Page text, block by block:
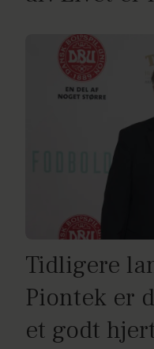
Tidligere
Piontek er
et godt